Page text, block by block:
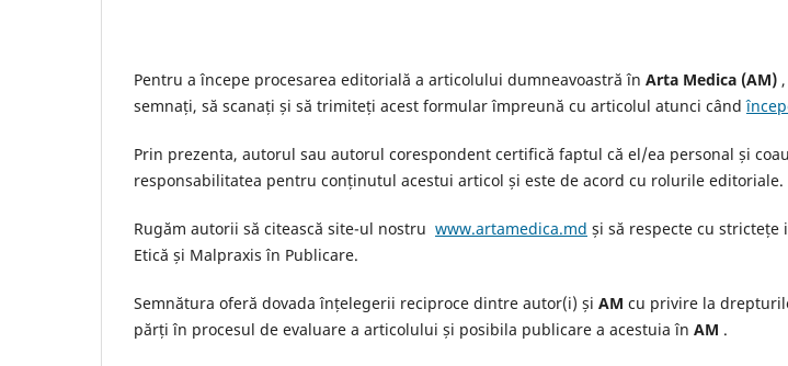
Pentru a începe procesarea editorială a articolului dumneavoastră în Arta Medica (AM)
semnați, să scanați și să trimiteți acest formular împreună cu articolul atunci când
Prin prezenta, autorul sau autorul corespondent certifică faptul că el/ea personal și
responsabilitatea pentru conținutul acestui articol și este de acord cu rolurile editoriale.
Rugăm autorii să citească site-ul nostru www.artamedica.md și să respecte cu
Etică și Malpraxis în Publicare.
Semnătura oferă dovada înțelegerii reciproce dintre autor(i) și AM cu privire la
părți în procesul de evaluare a articolului și posibila publicare a acestuia în AM .